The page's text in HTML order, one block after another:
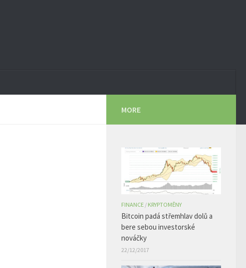
MORE
FINANCE / KRYPTOMĚNY
Bitcoin padá střemhlav dolů a
bere sebou investorské
nováčky
22/12/2017